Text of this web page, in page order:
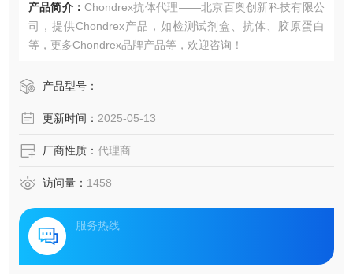
产品简介： Chondrex抗体代理——北京百奥创新科技有限公
司，提供Chondrex产品，如检测试剂盒、抗体、胶原蛋白
等，更多Chondrex品牌产品等，欢迎咨询！
产品型号：
更新时间： 2025-05-13
厂商性质： 代理商
访问量： 1458
服务热线